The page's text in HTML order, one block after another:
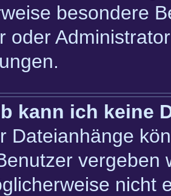
besondere
oder
kann ich keine
Dateianhänge
vergeben
nicht